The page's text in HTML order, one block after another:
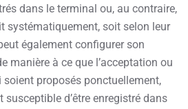
dans le terminal ou, au contraire,
systématiquement, soit selon leur
également configurer son
manière à ce que l’acceptation ou
soient proposés ponctuellement,
susceptible d’être enregistré dans